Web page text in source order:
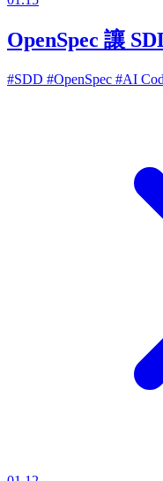
OpenSpec 讓
#SDD #OpenSpec #AI